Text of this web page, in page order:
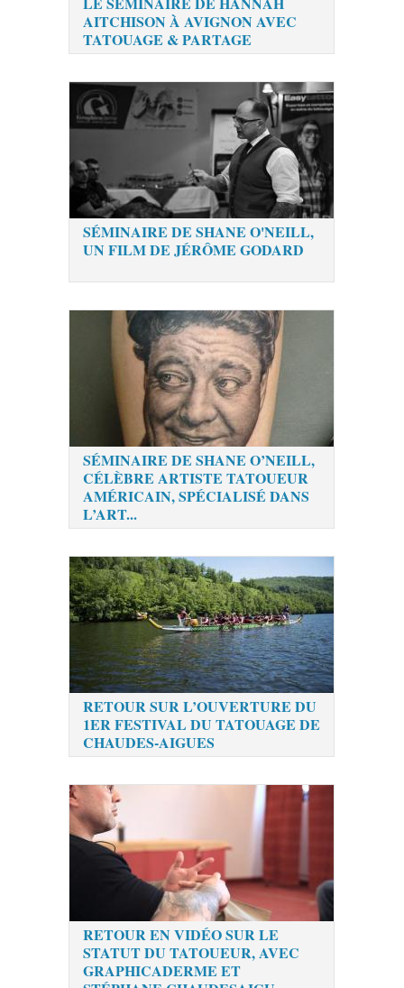
AITCHISON À AVIGNON AVEC
TATOUAGE & PARTAGE
SÉMINAIRE DE SHANE O'NEILL,
UN FILM DE JÉRÔME GODARD
SÉMINAIRE DE SHANE O’NEILL,
CÉLÈBRE ARTISTE TATOUEUR
AMÉRICAIN, SPÉCIALISÉ DANS
L’ART...
RETOUR SUR L’OUVERTURE DU
1ER FESTIVAL DU TATOUAGE DE
CHAUDES-AIGUES
RETOUR EN VIDÉO SUR LE
STATUT DU TATOUEUR, AVEC
GRAPHICADERME ET